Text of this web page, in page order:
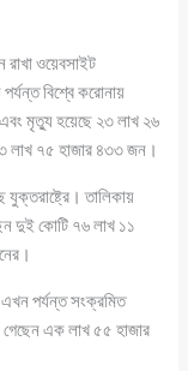
ওয়েবসাইট
বিশ্বে করোনায়
মৃত্যু হয়েছে ২৩ লাখ ২৬
লাখ ৭৫ হাজার ৪৩৩ জন।
তালিকায়
দুই কোটি ৭৬ লাখ ১১
পর্যন্ত সংক্রমিত
এক লাখ ৫৫ হাজার